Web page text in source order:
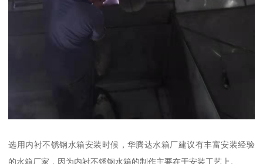
选用内衬不锈钢水箱安装时候，华腾达水箱厂建议有丰富安装经验
的水箱厂家，因为内衬不锈钢水箱的制作主要在于安装工艺上。